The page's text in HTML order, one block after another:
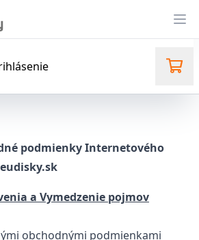
podmienky Internetového
a Vymedzenie pojmov
obchodnými podmienkami